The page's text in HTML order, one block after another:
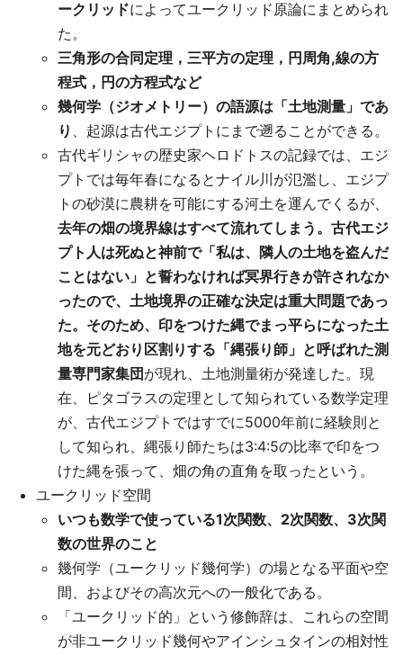
ークリッドによってユークリッド原論にまとめられ
た。
三角形の合同定理，三平方の定理，円周角,線の方
程式，円の方程式など
幾何学（ジオメトリー）の語源は「土地測量」であ
り 、起源は古代エジプトにまで遡ることができる。
古代ギリシャの歴史家ヘロドトスの記録では、エジ
プトでは毎年春になるとナイル川が氾濫し、エジプ
トの砂漠に農耕を可能にする河土を運んでくるが、
去年の畑の境界線はすべて流れてしまう。古代エジ
プト人は死ぬと神前で「私は、隣人の土地を盗んだ
ことはない」と誓わなければ冥界行きが許されなか
ったので、土地境界の正確な決定は重大問題であっ
た。そのため、印をつけた縄でまっ平らになった土
地を元どおり区割りする「縄張り師」と呼ばれた測
量専門家集団 が現れ、土地測量術が発達した。現
在、ピタゴラスの定理として知られている数学定理
が、古代エジプトではすでに5000年前に経験則と
して知られ、縄張り師たちは3:4:5の比率で印をつ
けた縄を張って、畑の角の直角を取ったという。
ユークリッド空間
いつも数学で使っている1次関数、2次関数、3次関
数の世界のこと
幾何学（ユークリッド幾何学）の場となる平面や空
間、およびその高次元への一般化である。
「ユークリッド的」という修飾辞は、これらの空間
が非ユークリッド幾何やアインシュタインの相対性